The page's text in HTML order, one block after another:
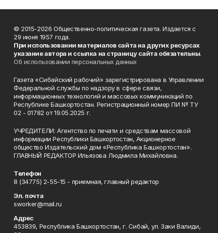
© 2015-2026 Общественно-политическая газета. Издается с
29 июня 1957 года.
При использовании материалов сайта на других ресурсах
указание автора и ссылка на страницу сайта обязательны.
Об использовании персональных данных
Газета «Сибайский рабочий» зарегистрирована в Управлении
Федеральной службы по надзору в сфере связи,
информационных технологий и массовых коммуникаций по
Республике Башкортостан. Регистрационный номер ПИ № ТУ
02 - 01782 от 19.05.2025 г.
УЧРЕДИТЕЛИ: Агентство по печати и средствам массовой
информации Республики Башкортостан, Акционерное
общество Издательский дом «Республика Башкортостан».
ГЛАВНЫЙ РЕДАКТОР Ильязова Людмила Михайловна.
Телефон
8 (34775) 2-55-15 - приемная, главный редактор
Эл. почта
sworker@mail.ru
Адрес
453839, Республика Башкортостан, г. Сибай, ул. Заки Валиди,